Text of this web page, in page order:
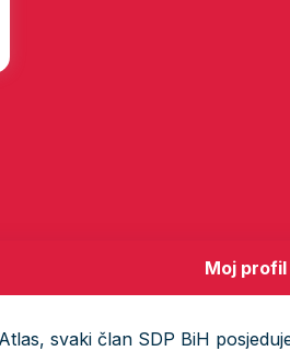
Moj profil
svaki član SDP BiH